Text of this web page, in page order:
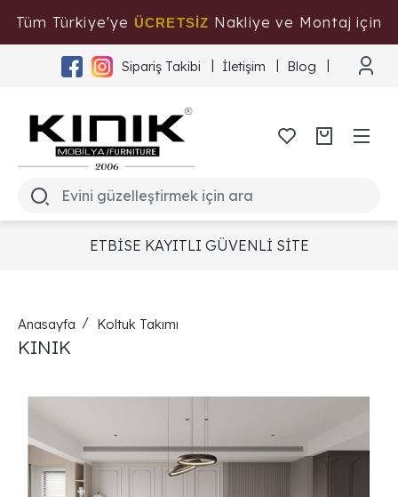
Tüm Türkiye'ye ÜCRETSİZ Nakliye ve Montaj için
Tıklayınız
Sipariş Takibi İletişim Blog
ETBİSE KAYITLI GÜVENLİ SİTE
Anasayfa Koltuk Takımı
KINIK